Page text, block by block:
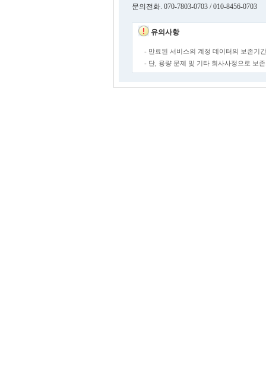
문의전화. 070-7803-0703 / 010-8456-0703
유의사항
- 만료된 서비스의 계정 데이터의 보존기
- 단, 용량 문제 및 기타 회사사정으로 보